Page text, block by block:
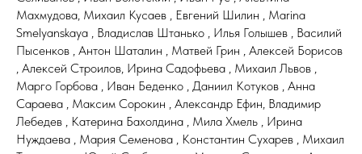
Махмудова, Михаил Кусаев , Евгений Шилин , Marina
Smelyanskaya , Владислав Штанько , Илья Голышев , Василий
Пысенков , Антон Шаталин , Матвей Грин , Алексей Борисов
, Алексей Строилов, Ирина Садофьева , Михаил Львов ,
Марго Горбова , Иван Беденко , Даниил Котуков , Анна
Сараева , Максим Сорокин , Александр Ефин, Владимир
Лебедев , Катерина Бахолдина , Мила Хмель , Ирина
Нуждаева , Мария Семенова , Константин Сухарев , Михаил